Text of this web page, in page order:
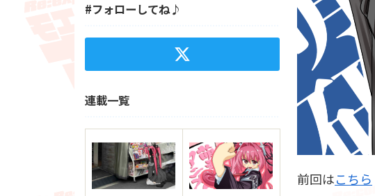
前回はこちら
#フォローしてね♪
連載一覧